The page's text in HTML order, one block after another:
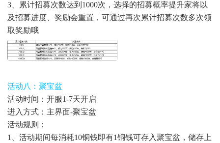
3、累计招募次数达到1000次，选择的招募概率提升家将以
及招募进度、奖励会重置，可通过再次累计招募次数多次领
取奖励哦
活动八：聚宝盆
活动时间：开服1-7天开启
进入方式：主界面-聚宝盆
活动规则：
1、活动期间每消耗10铜钱即有1铜钱可存入聚宝盆，储存上